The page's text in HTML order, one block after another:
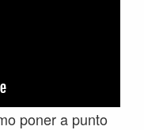
poner a punto